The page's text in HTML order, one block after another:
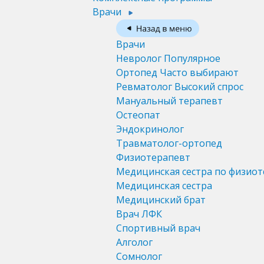
Врачи
Врачи
Невролог Популярное
Ортопед Часто выбирают
Ревматолог Высокий спрос
Мануальный терапевт
Остеопат
Эндокринолог
Травматолог-ортопед
Физиотерапевт
Медицинская сестра по
Медицинская сестра
Медицинский брат
Врач ЛФК
Спортивный врач
Алголог
Сомнолог